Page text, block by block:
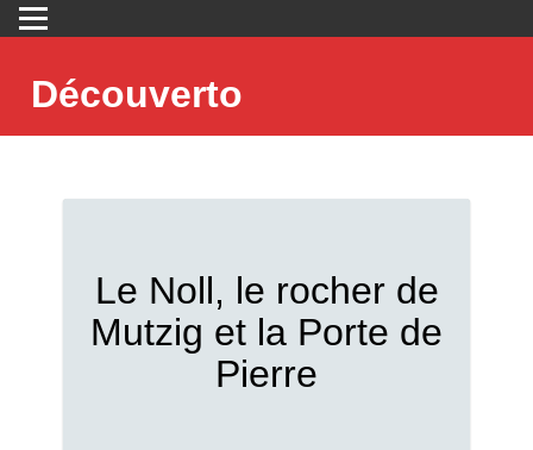
Découverto
Le Noll, le rocher de
Mutzig et la Porte de
Pierre